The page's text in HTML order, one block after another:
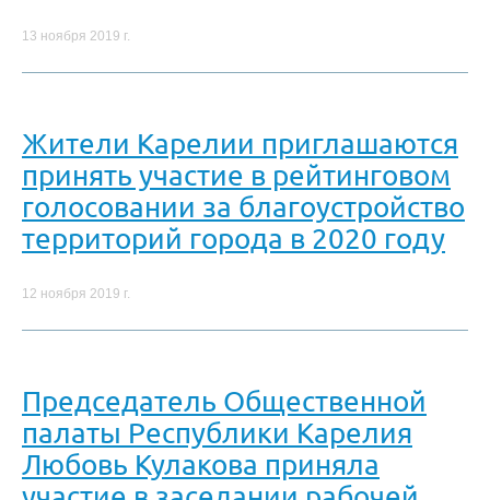
13 ноября 2019 г.
Жители Карелии приглашаются
принять участие в рейтинговом
голосовании за благоустройство
территорий города в 2020 году
12 ноября 2019 г.
Председатель Общественной
палаты Республики Карелия
Любовь Кулакова приняла